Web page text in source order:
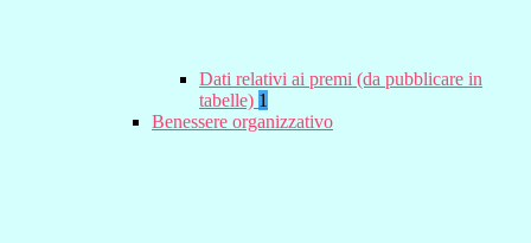
Dati relativi ai premi (da pubblicare in
tabelle) 1
Benessere organizzativo